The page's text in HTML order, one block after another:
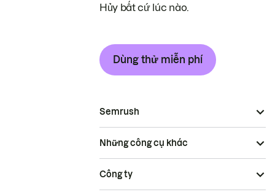
Hủy bất cứ lúc nào.
Dùng thử miễn phí
Semrush
Những công cụ khác
Công ty